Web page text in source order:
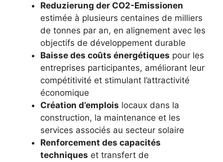
Reduzierung der CO2-Emissionen
estimée à plusieurs centaines de milliers
de tonnes par an, en alignement avec les
objectifs de développement durable
Baisse des coûts énergétiques pour les
entreprises participantes, améliorant leur
compétitivité et stimulant l’attractivité
économique
Création d’emplois locaux dans la
construction, la maintenance et les
services associés au secteur solaire
Renforcement des capacités
techniques et transfert de